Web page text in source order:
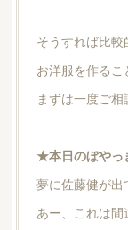
そうすれば比較
お洋服を作るこ
まずは一度ご
★本日のぼや
夢に佐藤健が出
あー、これは間